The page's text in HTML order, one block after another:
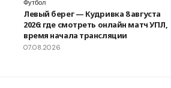
Футбол
Левый берег — Кудривка 8 августа
2026: где смотреть онлайн матч УПЛ,
время начала трансляции
07.08.2026